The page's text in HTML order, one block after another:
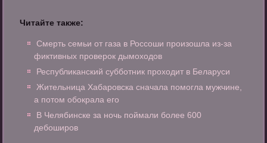
Читайте также:
Смерть семьи от газа в Россоши произошла из-за
фиктивных проверок дымоходов
Республиканский субботник проходит в Беларуси
Жительница Хабаровска сначала помогла мужчине,
а потом обокрала его
В Челябинске за ночь поймали более 600
дебоширов